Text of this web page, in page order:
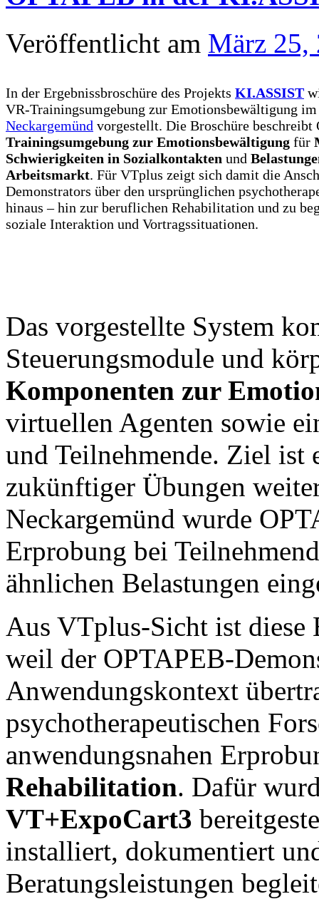
Veröffentlicht am März 25,
In der Ergebnissbroschüre des Projekts KI.ASSIST
VR-Trainingsumgebung zur Emotionsbewältigung
Neckargemünd vorgestellt. Die Broschüre beschreibt
Trainingsumgebung zur Emotionsbewältigung für
Schwierigkeiten in Sozialkontakten und
Arbeitsmarkt. Für VTplus zeigt sich damit die
Demonstrators über den ursprünglichen
hinaus – hin zur beruflichen Rehabilitation und zu
soziale Interaktion und Vortragssituationen.
Das vorgestellte System
Steuerungsmodule und
Komponenten zur
virtuellen Agenten sowie
und Teilnehmende. Ziel
zukünftiger Übungen
Neckargemünd wurde
Erprobung bei
ähnlichen Belastungen
Aus VTplus-Sicht ist diese
weil der OPTAPEB-
Anwendungskontext
psychotherapeutischen
anwendungsnahen
Rehabilitation. Dafür
VT+ExpoCart3
installiert, dokumentiert
Beratungsleistungen